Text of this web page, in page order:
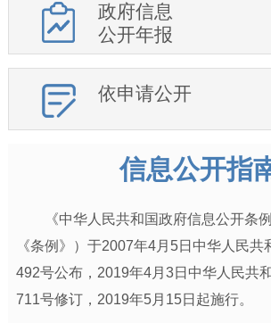
政府信息
公开年报
依申请公开
信息公开指
《中华人民共和国政府信息公开条
《条例》）于2007年4月5日中华人民共
492号公布，2019年4月3日中华人民共
711号修订，2019年5月15日起施行。